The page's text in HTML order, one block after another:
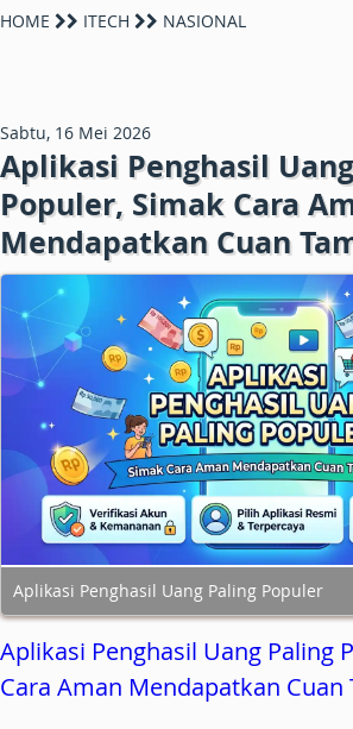
HOME ITECH NASIONAL
Sabtu, 16 Mei 2026
Aplikasi Penghasil
Populer, Simak Cara
Mendapatkan Cuan
Aplikasi Penghasil Uang Paling Populer
Aplikasi Penghasil Uang Paling
Cara Aman Mendapatkan Cuan